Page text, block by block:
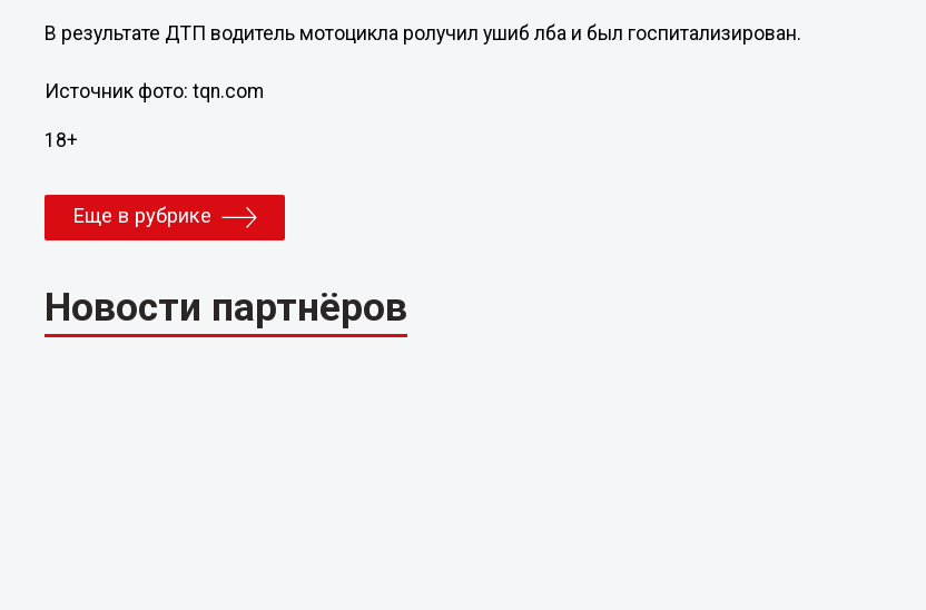
В результате ДТП водитель мотоцикла ролучил ушиб лба и был госпитализирован.
Источник фото: tqn.com
18+
Еще в рубрике
Новости партнёров